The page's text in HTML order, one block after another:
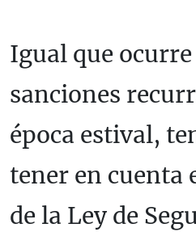
Igual que
sanciones
época estival,
tener en cuenta
de la Ley de